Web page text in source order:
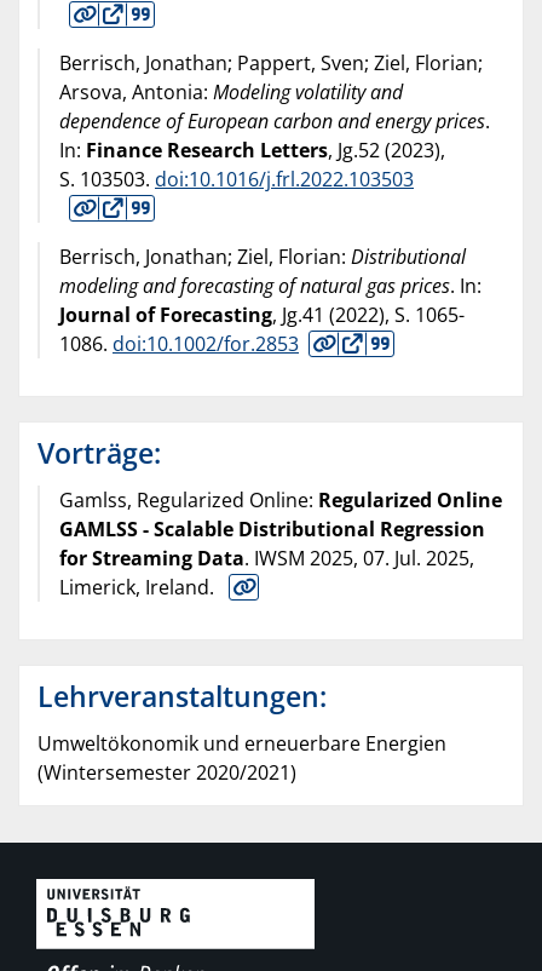
Berrisch, Jonathan; Pappert, Sven; Ziel, Florian;
Arsova, Antonia: Modeling volatility and
dependence of European carbon and energy prices.
In: Finance Research Letters, Jg.52 (2023),
S. 103503. doi:10.1016/j.frl.2022.103503
Berrisch, Jonathan; Ziel, Florian: Distributional
modeling and forecasting of natural gas prices. In:
Journal of Forecasting, Jg.41 (2022), S. 1065-
1086. doi:10.1002/for.2853
Vorträge:
Gamlss, Regularized Online: Regularized Online
GAMLSS - Scalable Distributional Regression
for Streaming Data. IWSM 2025, 07. Jul. 2025,
Limerick, Ireland.
Lehrveranstaltungen:
Umweltökonomik und erneuerbare Energien
(Wintersemester 2020/2021)